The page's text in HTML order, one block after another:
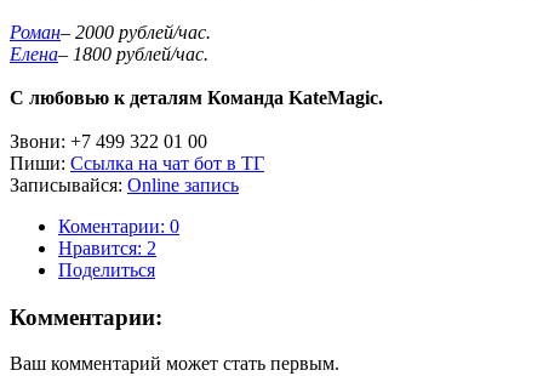
Роман– 2000 рублей/час.
Елена– 1800 рублей/час.
С любовью к деталям Команда KateMagic.
Звони: +7 499 322 01 00
Пиши: Ссылка на чат бот в ТГ
Записывайся: Online запись
Коментарии: 0
Нравится: 2
Поделиться
Комментарии:
Ваш комментарий может стать первым.